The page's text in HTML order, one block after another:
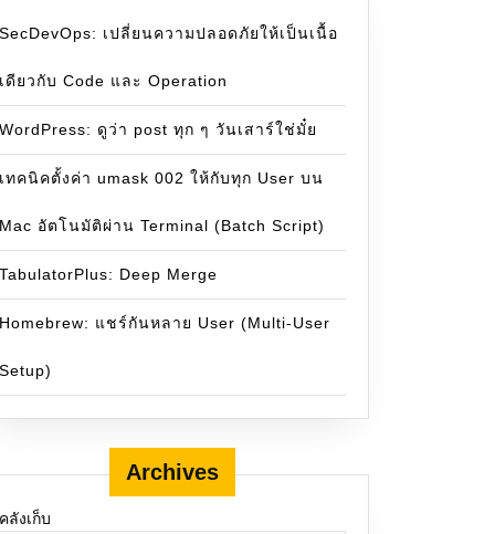
SecDevOps: เปลี่ยนความปลอดภัยให้เป็นเนื้อ
เดียวกับ Code และ Operation
WordPress: ดูว่า post ทุก ๆ วันเสาร์ใช่มั๋ย
เทคนิคตั้งค่า umask 002 ให้กับทุก User บน
Mac อัตโนมัติผ่าน Terminal (Batch Script)
TabulatorPlus: Deep Merge
Homebrew: แชร์กันหลาย User (Multi-User
Setup)
Archives
คลังเก็บ